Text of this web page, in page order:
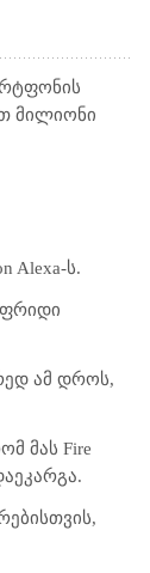
მილიონი
Alexa-ს.
ფრიდი
ამ დროს,
მას Fire